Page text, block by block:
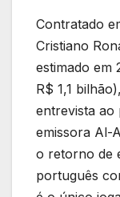
Contratado
Cristiano
estimado em
R$ 1,1
entrevista ao
emissora Al-
o retorno de
português